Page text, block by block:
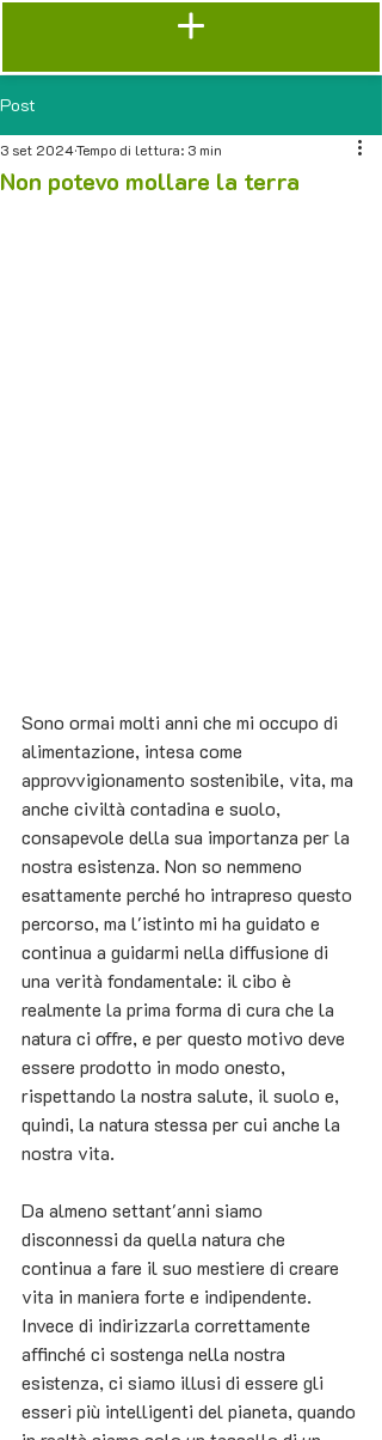
Post
Non potevo mollare la terra
3 set 2024Tempo di lettura: 3 min
Sono ormai molti anni che mi occupo di
alimentazione, intesa come
approvvigionamento sostenibile, vita, ma
anche civiltà contadina e suolo,
consapevole della sua importanza per la
nostra esistenza. Non so nemmeno
esattamente perché ho intrapreso questo
percorso, ma l'istinto mi ha guidato e
continua a guidarmi nella diffusione di
una verità fondamentale: il cibo è
realmente la prima forma di cura che la
natura ci offre, e per questo motivo deve
essere prodotto in modo onesto,
rispettando la nostra salute, il suolo e,
quindi, la natura stessa per cui anche la
nostra vita.
Da almeno settant'anni siamo
disconnessi da quella natura che
continua a fare il suo mestiere di creare
vita in maniera forte e indipendente.
Invece di indirizzarla correttamente
affinché ci sostenga nella nostra
esistenza, ci siamo illusi di essere gli
esseri più intelligenti del pianeta, quando